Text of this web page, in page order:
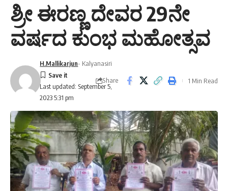
ಶ್ರೀ ಈರಣ್ಣ ದೇವರ 29ನೇ
ವರ್ಷದ ಕುಂಭ ಮಹೋತ್ಸವ
Last updated: September 5,
2023 5:31 pm
H.Mallikarjun- Kalyanasiri
Share 1 Min Read